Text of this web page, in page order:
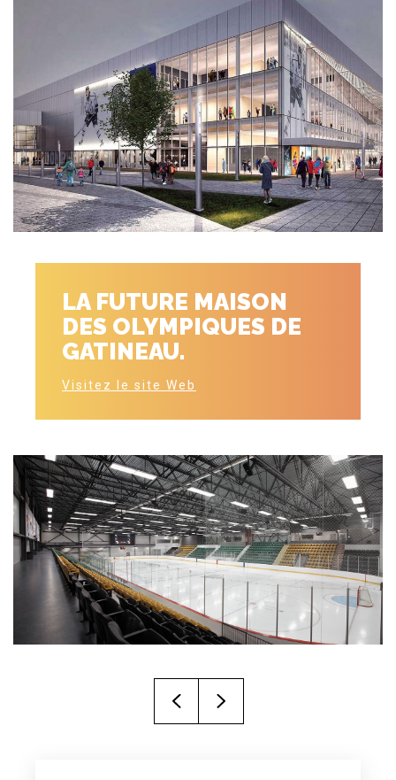
LA FUTURE MAISON
DES OLYMPIQUES DE
GATINEAU.
Visitez le site Web